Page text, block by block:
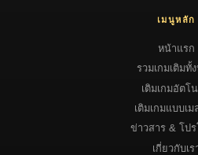
เมนูหลัก
หน้าแรก
รวมเกมเติมทั้
เติมเกมอัตโ
เติมเกมแบบเ
ข่าวสาร & โป
เกี่ยวกับเร